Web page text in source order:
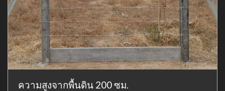
ความสูงจากพื้นดิน 200 ซม.